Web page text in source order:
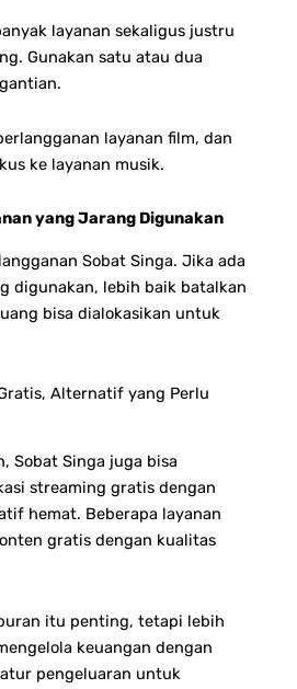
layanan sekaligus justru
Gunakan satu atau dua
layanan film, dan
ke layanan musik.
yang Jarang Digunakan
Sobat Singa. Jika ada
digunakan, lebih baik batalkan
bisa dialokasikan untuk
Alternatif yang Perlu
Sobat Singa juga bisa
streaming gratis dengan
hemat. Beberapa layanan
gratis dengan kualitas
itu penting, tetapi lebih
keuangan dengan
pengeluaran untuk